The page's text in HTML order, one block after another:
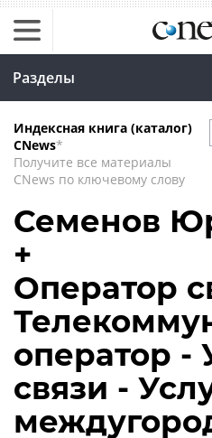
Разделы
Индексная книга (каталог)
CNews*
Получите все материалы
CNews по ключевому слову
Семенов
+
Оператор
оператор -
связи -